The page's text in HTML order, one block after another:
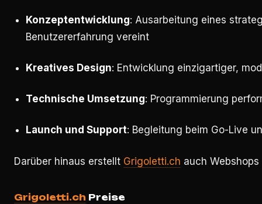
Konzeptentwicklung: Ausarbeitung eines
Benutzererfahrung vereint
Kreatives Design: Entwicklung einzigartiger,
Technische Umsetzung: Programmierung
Launch und Support: Begleitung beim Go-Live
Darüber hinaus erstellt Grigoletti.ch auch
Grigoletti.ch Preise